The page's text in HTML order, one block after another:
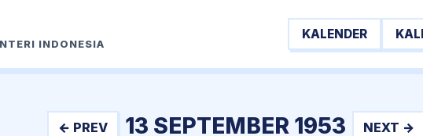
INDONESIA
KALENDER
← PREV 13 SEPTEMBER 1953 NEXT →